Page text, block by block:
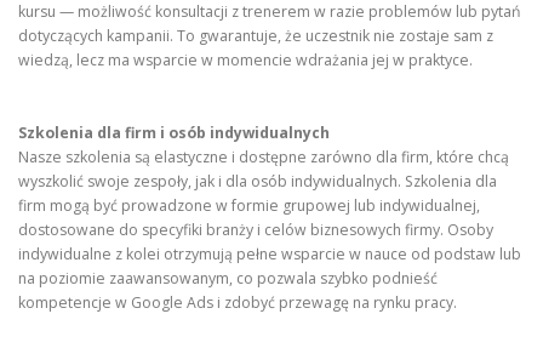
kursu — możliwość konsultacji z trenerem w razie problemów lub pytań
dotyczących kampanii. To gwarantuje, że uczestnik nie zostaje sam z
wiedzą, lecz ma wsparcie w momencie wdrażania jej w praktyce.
Szkolenia dla firm i osób indywidualnych
Nasze szkolenia są elastyczne i dostępne zarówno dla firm, które chcą
wyszkolić swoje zespoły, jak i dla osób indywidualnych. Szkolenia dla
firm mogą być prowadzone w formie grupowej lub indywidualnej,
dostosowane do specyfiki branży i celów biznesowych firmy. Osoby
indywidualne z kolei otrzymują pełne wsparcie w nauce od podstaw lub
na poziomie zaawansowanym, co pozwala szybko podnieść
kompetencje w Google Ads i zdobyć przewagę na rynku pracy.